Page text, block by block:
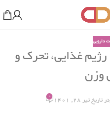
دارویی
رژیم غذایی، تحرک و
در تاریخ تیر 28, 1401 0